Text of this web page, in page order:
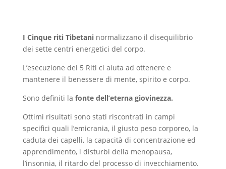
I Cinque riti Tibetani normalizzano il disequilibrio
dei sette centri energetici del corpo.
L’esecuzione dei 5 Riti ci aiuta ad ottenere e
mantenere il benessere di mente, spirito e corpo.
Sono definiti la fonte dell’eterna giovinezza.
Ottimi risultati sono stati riscontrati in campi
specifici quali l’emicrania, il giusto peso corporeo, la
caduta dei capelli, la capacità di concentrazione ed
apprendimento, i disturbi della menopausa,
l’insonnia, il ritardo del processo di invecchiamento.